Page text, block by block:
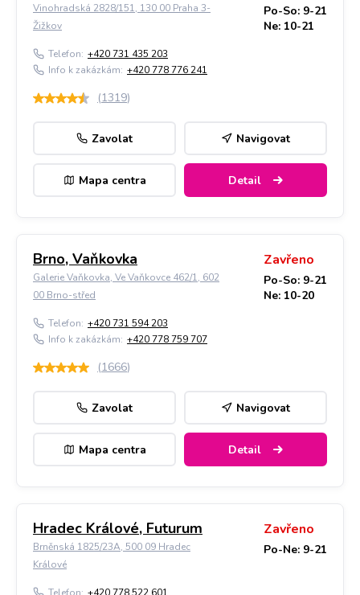
Vinohradská 2828/151, 130 00 Praha 3-
Žižkov
Po-So: 9-21
Ne: 10-21
Telefon: +420 731 435 203
Info k zakázkám: +420 778 776 241
(1319)
Zavolat Navigovat
Mapa centra Detail
Brno, Vaňkovka
Galerie Vaňkovka, Ve Vaňkovce 462/1, 602
00 Brno-střed
Zavřeno
Po-So: 9-21
Ne: 10-20
Telefon: +420 731 594 203
Info k zakázkám: +420 778 759 707
(1666)
Zavolat Navigovat
Mapa centra Detail
Hradec Králové, Futurum
Brněnská 1825/23A, 500 09 Hradec
Králové
Zavřeno
Po-Ne: 9-21